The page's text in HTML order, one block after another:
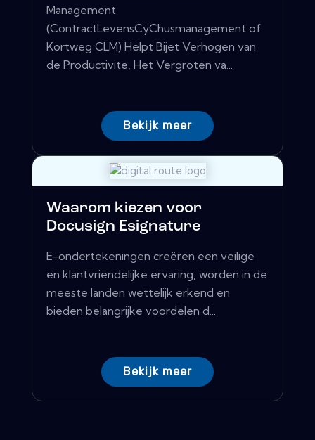
Management
(ContractLevensCyChusmanagement of
Kortweg CLM) Helpt Bijet Verhogen van
de Productivite, Het Vergroten va...
Bekijk meer
Waarom kiezen voor
Docusign Esignature
E-ondertekeningen creëren een veilige
en klantvriendelijke ervaring, worden in de
meeste landen wettelijk erkend en
bieden belangrijke voordelen d...
Bekijk meer